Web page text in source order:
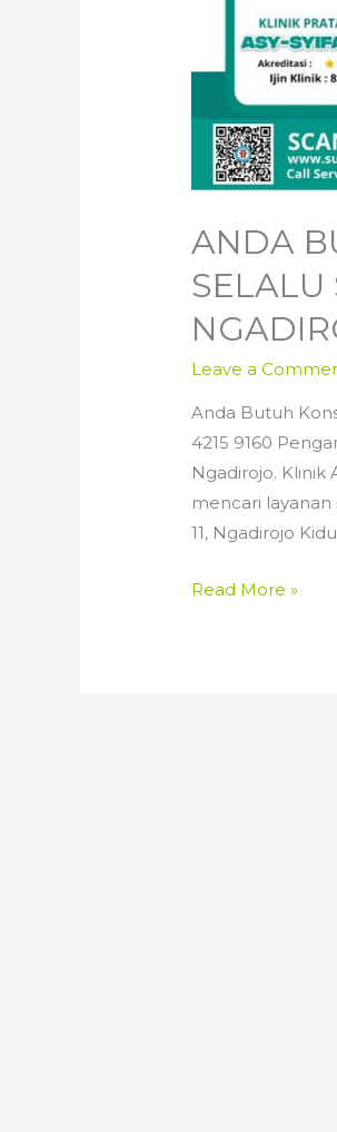
ANDA
SELALU
Leave a
Anda Butuh
4215 9160
Ngadirojo. Klinik
mencari layanan
11, Ngadirojo
Anda
Read More »